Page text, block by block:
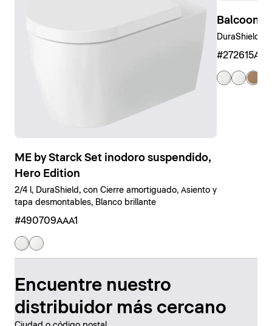
ME by Starck Set inodoro suspendido,
Hero Edition
2/4 l, DuraShield, con Cierre amortiguado, Asiento y
tapa desmontables, Blanco brillante
#490709AAA1
Balcoon
DuraShield,
Encuentre nuestro
distribuidor más cercano